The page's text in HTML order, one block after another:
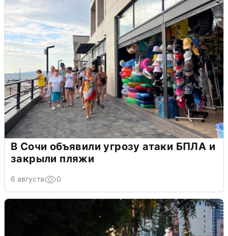
В Сочи объявили угрозу атаки БПЛА и
закрыли пляжи
6 августа 0